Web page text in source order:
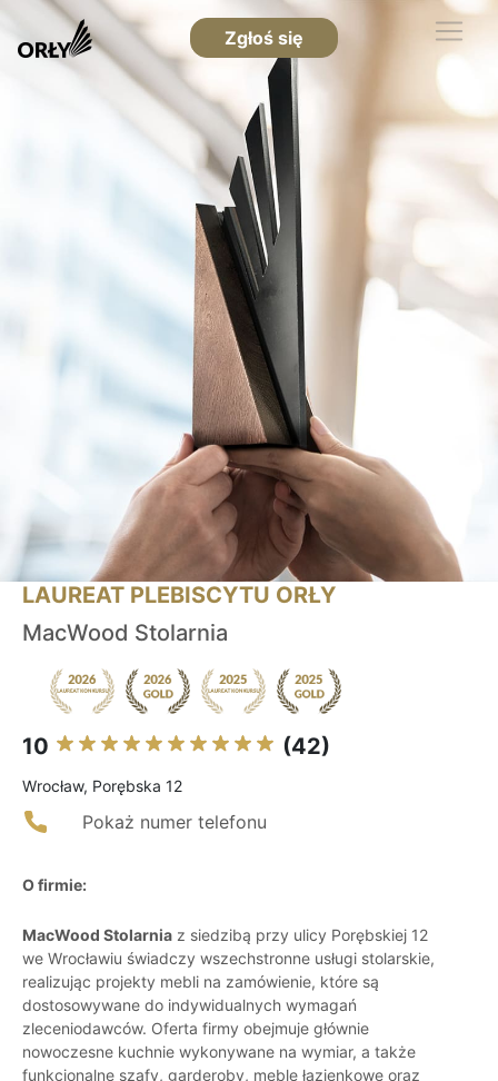
Zgłoś się
LAUREAT PLEBISCYTU ORŁY
MacWood Stolarnia
10 (42)
Wrocław, Porębska 12
Pokaż numer telefonu
O firmie:
MacWood Stolarnia z siedzibą przy ulicy Porębskiej 12
we Wrocławiu świadczy wszechstronne usługi stolarskie,
realizując projekty mebli na zamówienie, które są
dostosowywane do indywidualnych wymagań
zleceniodawców. Oferta firmy obejmuje głównie
nowoczesne kuchnie wykonywane na wymiar, a także
funkcjonalne szafy, garderoby, meble łazienkowe oraz